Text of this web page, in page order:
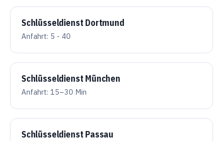
Schlüsseldienst Dortmund
Anfahrt: 5 - 40
Schlüsseldienst München
Anfahrt: 15–30 Min
Schlüsseldienst Passau